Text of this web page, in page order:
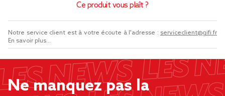
Ce produit vous plaît ?
Notre service client est à votre écoute à l'adresse : serviceclient@gifi.fr
En savoir plus...
Ne manquez pas la